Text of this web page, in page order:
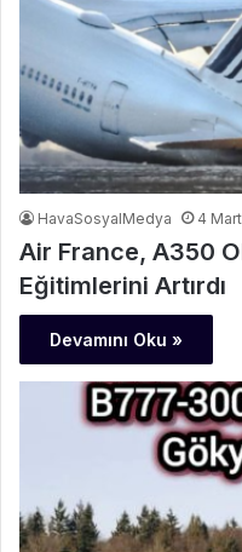
HavaSosyalMedya 4
Air France, A350
Eğitimlerini Artırdı
Devamını Oku »